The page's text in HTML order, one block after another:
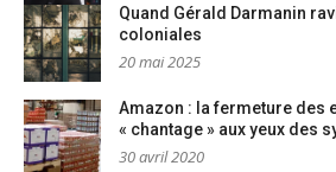
Quand Gérald Darmanin
coloniales
20 mai 2025
Amazon : la fermeture des
« chantage » aux yeux des
30 avril 2020